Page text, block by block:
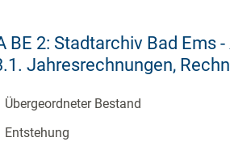
BE 2: Stadtarchiv Bad Ems
Jahresrechnungen,
Übergeordneter Bestand
Entstehung